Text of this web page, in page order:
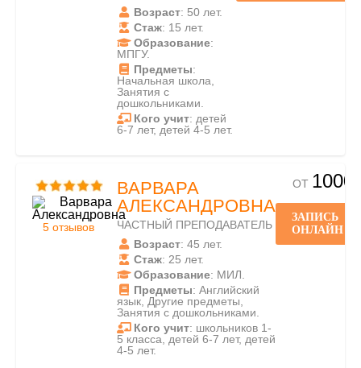
Возраст: 50 лет.
Стаж: 15 лет.
Образование:
МПГУ.
Предметы:
Начальная школа,
Занятия с
дошкольниками.
Кого учит: детей
6-7 лет, детей 4-5 лет.
5 отзывов
ВАРВАРА
АЛЕКСАНДРОВНА
ЧАСТНЫЙ ПРЕПОДАВАТЕЛЬ
Возраст: 45 лет.
Стаж: 25 лет.
Образование: МИЛ.
Предметы: Английский
язык, Другие предметы,
Занятия с дошкольниками.
Кого учит: школьников 1-
5 класса, детей 6-7 лет, детей
4-5 лет.
ОТ 1000
ЗАПИСЬ
ОНЛАЙН